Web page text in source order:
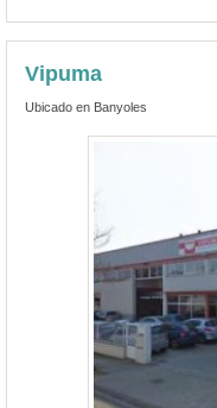
Vipuma
Ubicado en Banyoles